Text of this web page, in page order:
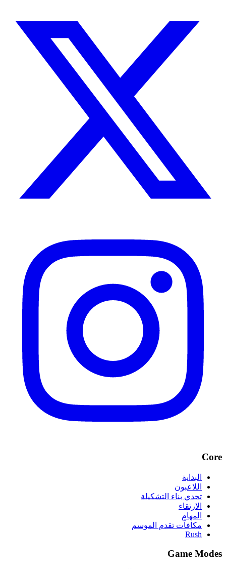
Core
البداية
اللاعبون
تحدي بناء التشكيلة
الارتقاء
المهام
مكافآت تقدم الموسم
Rush
Game Modes